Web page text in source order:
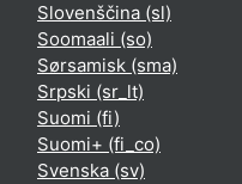
Slovenščina ‎(sl)‎
Soomaali ‎(so)‎
Sørsamisk ‎(sma)‎
Srpski ‎(sr_lt)‎
Suomi ‎(fi)‎
Suomi+ ‎(fi_co)‎
Svenska ‎(sv)‎